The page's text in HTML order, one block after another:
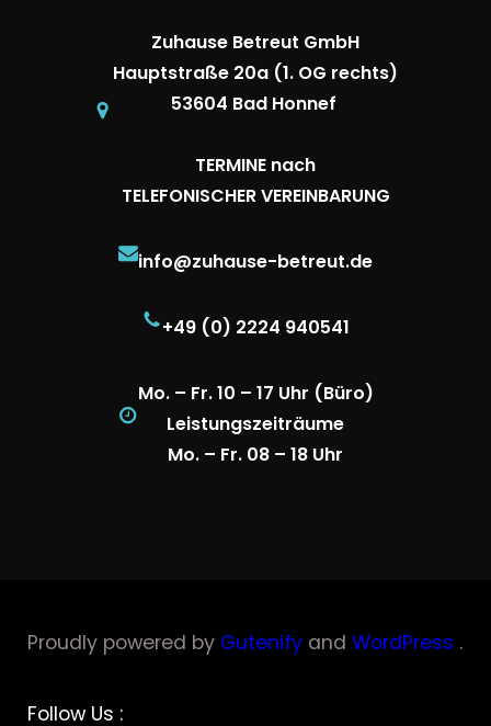
Zuhause Betreut GmbH
Hauptstraße 20a (1. OG rechts)
53604 Bad Honnef
TERMINE nach
TELEFONISCHER VEREINBARUNG
info@zuhause-betreut.de
+49 (0) 2224 940541
Mo. – Fr. 10 – 17 Uhr (Büro)
Leistungszeiträume
Mo. – Fr. 08 – 18 Uhr
Proudly powered by Gutenify and WordPress .
Follow Us :Facebook